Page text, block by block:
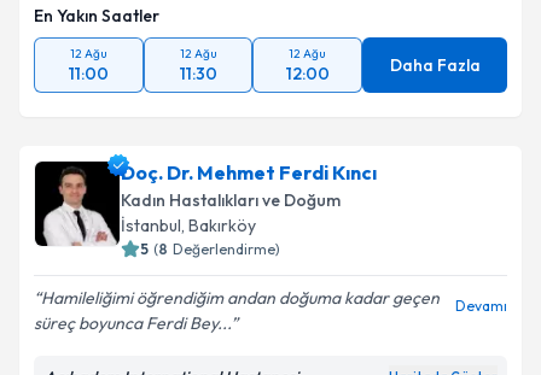
En Yakın Saatler
12 Ağu
11:00
12 Ağu
11:30
12 Ağu
12:00 Daha Fazla
Doç. Dr. Mehmet Ferdi Kıncı
Kadın Hastalıkları ve Doğum
İstanbul, Bakırköy
5 (8 Değerlendirme)
Hamileliğimi öğrendiğim andan doğuma kadar geçen
süreç boyunca Ferdi Bey...
Devamı